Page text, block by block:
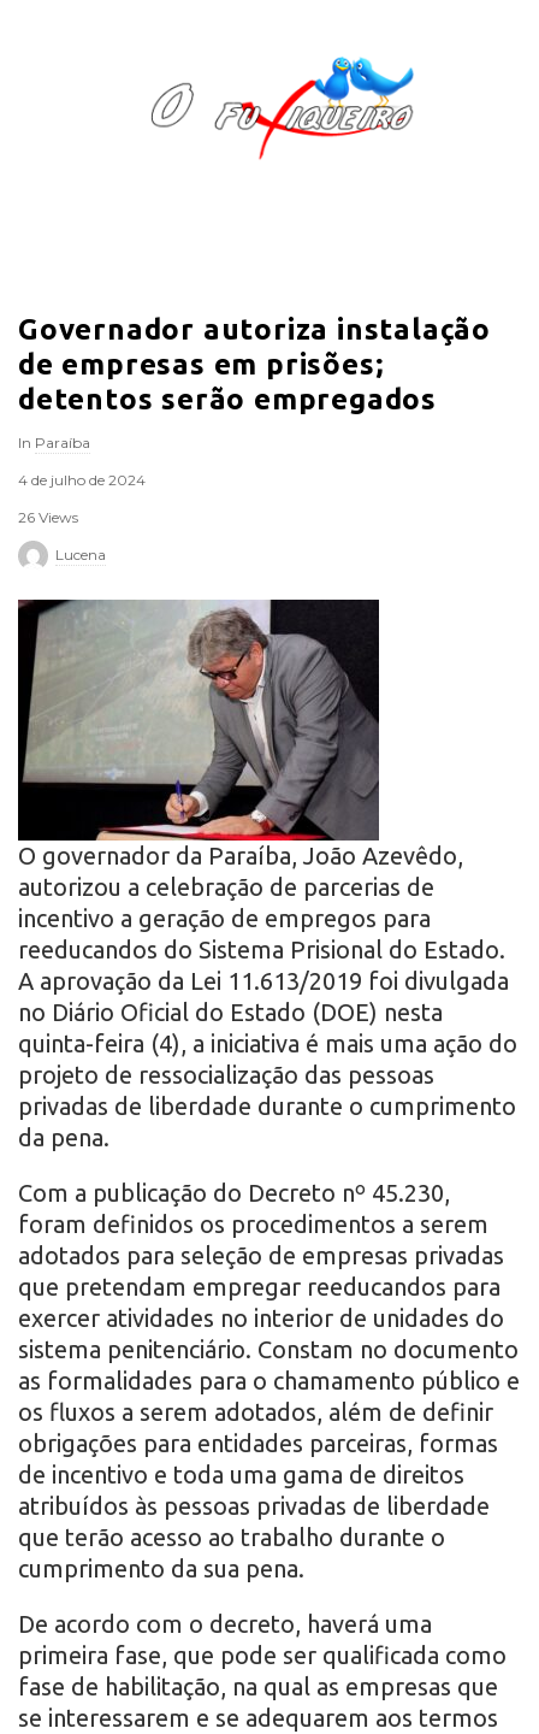
F
q
u
r
o
Governador autoriza instalação
de empresas em prisões;
detentos serão empregados
In Paraíba
4 de julho de 2024
26 Views
Lucena
O governador da Paraíba, João Azevêdo,
autorizou a celebração de parcerias de
incentivo a geração de empregos para
reeducandos do Sistema Prisional do Estado.
A aprovação da Lei 11.613/2019 foi divulgada
no Diário Oficial do Estado (DOE) nesta
quinta-feira (4), a iniciativa é mais uma ação do
projeto de ressocialização das pessoas
privadas de liberdade durante o cumprimento
da pena.
Com a publicação do Decreto nº 45.230,
foram definidos os procedimentos a serem
adotados para seleção de empresas privadas
que pretendam empregar reeducandos para
exercer atividades no interior de unidades do
sistema penitenciário. Constam no documento
as formalidades para o chamamento público e
os fluxos a serem adotados, além de definir
obrigações para entidades parceiras, formas
de incentivo e toda uma gama de direitos
atribuídos às pessoas privadas de liberdade
que terão acesso ao trabalho durante o
cumprimento da sua pena.
De acordo com o decreto, haverá uma
primeira fase, que pode ser qualificada como
fase de habilitação, na qual as empresas que
se interessarem e se adequarem aos termos